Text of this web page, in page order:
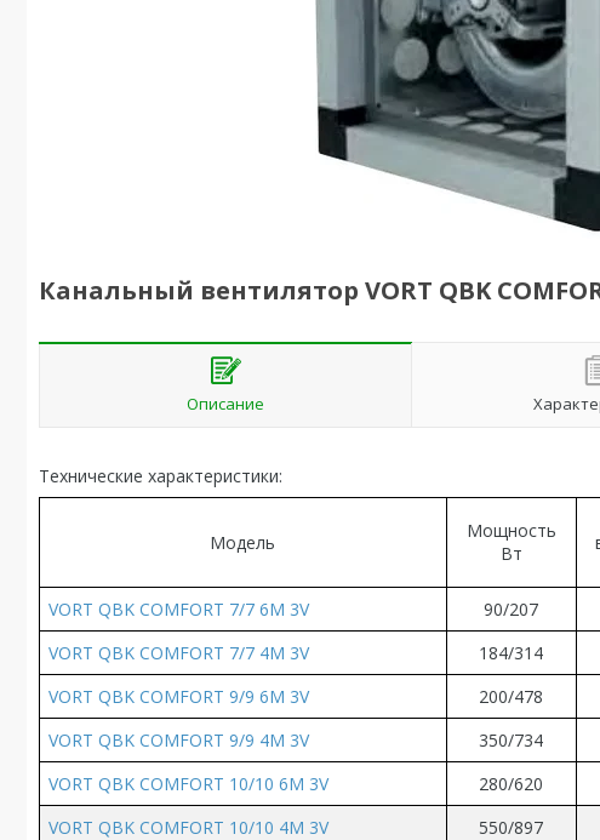
Канальный вентилятор VORT QBK
Описание
Технические характеристики:
Модель
Мощность
Вт
VORT QBK COMFORT 7/7 6M 3V 90/207
VORT QBK COMFORT 7/7 4M 3V
184/314
VORT QBK COMFORT 9/9 6M 3V
200/478
VORT QBK COMFORT 9/9 4M 3V
350/734
VORT QBK COMFORT 10/10 6M 3V
280/620
VORT QBK COMFORT 10/10 4M 3V
550/897